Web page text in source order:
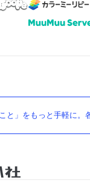
と」をもっと手軽に。